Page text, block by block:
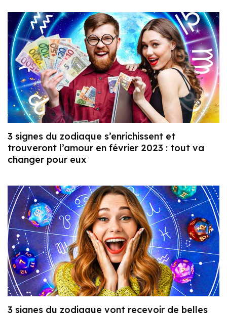
3 signes du zodiaque s’enrichissent et
trouveront l’amour en février 2023 : tout va
changer pour eux
3 signes du zodiaque vont recevoir de belles